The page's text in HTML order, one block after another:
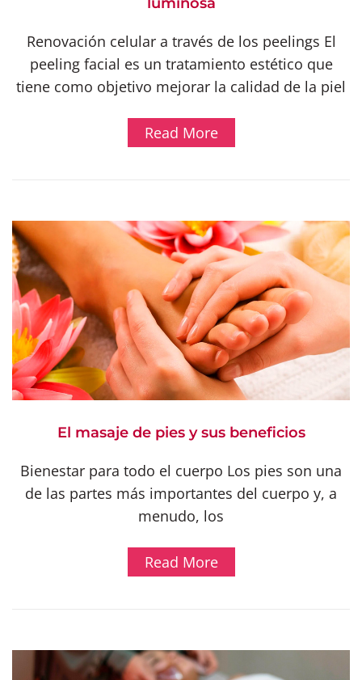
luminosa
Renovación celular a través de los peelings El
peeling facial es un tratamiento estético que
tiene como objetivo mejorar la calidad de la piel
Read More
El masaje de pies y sus beneficios
Bienestar para todo el cuerpo Los pies son una
de las partes más importantes del cuerpo y, a
menudo, los
Read More